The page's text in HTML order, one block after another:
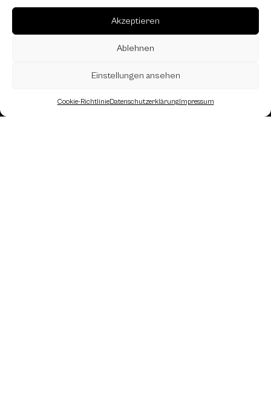
Akzeptieren
Ablehnen
Einstellungen ansehen
Cookie-RichtlinieDatenschutzerklärungImpressum